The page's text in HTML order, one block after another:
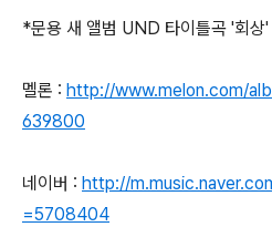
*문용 새 앨범 UND 타이틀곡 '회상'
멜론 : http://www.melon.com/
639800
네이버 : http://
=5708404